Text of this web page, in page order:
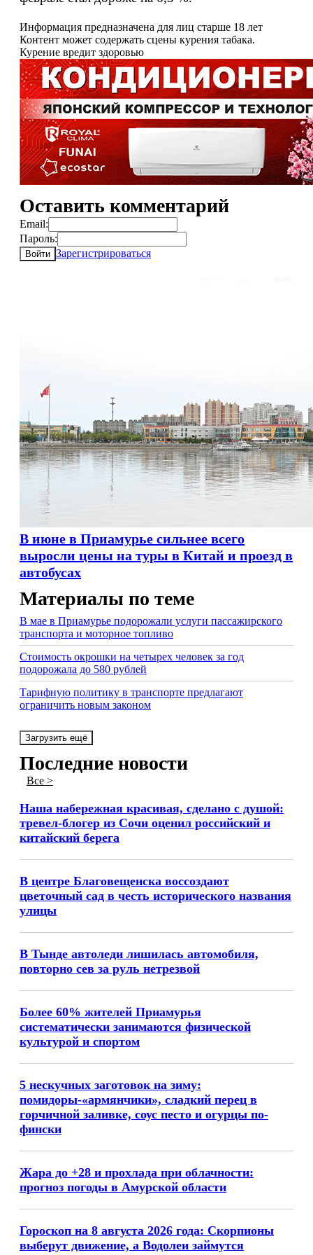
Информация предназначена для лиц старше 18 лет
Контент может содержать сцены курения табака.
Курение вредит здоровью
Оставить комментарий
Email:
Пароль:
Войти Зарегистрироваться
В июне в Приамурье сильнее всего
выросли цены на туры в Китай и проезд в
автобусах
Материалы по теме
В мае в Приамурье подорожали услуги пассажирского
транспорта и моторное топливо
Стоимость окрошки на четырех человек за год
подорожала до 580 рублей
Тарифную политику в транспорте предлагают
ограничить новым законом
Загрузить ещё
Последние новости
Все >
Наша набережная красивая, сделано с душой:
тревел-блогер из Сочи оценил российский и
китайский берега
В центре Благовещенска воссоздают
цветочный сад в честь исторического названия
улицы
В Тынде автоледи лишилась автомобиля,
повторно сев за руль нетрезвой
Более 60% жителей Приамурья
систематически занимаются физической
культурой и спортом
5 нескучных заготовок на зиму:
помидоры-«армянчики», сладкий перец в
горчичной заливке, соус песто и огурцы по-
фински
Жара до +28 и прохлада при облачности:
прогноз погоды в Амурской области
Гороскоп на 8 августа 2026 года: Скорпионы
выберут движение, а Водолеи займутся